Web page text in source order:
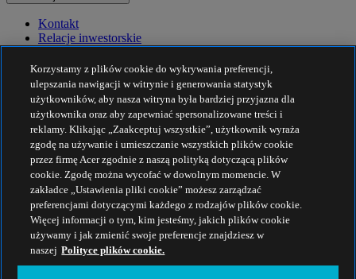
Kontakt
Relacje inwestorskie
Nagrody
Wydarzenia
Zrównoważony rozwój
Zrównoważony rozwój
Społeczna odpowiedzialność biznesu
Ślad węglowy produktu
Projekt Humanity
Earthion
Polityka prywatności
Zasady dot. plików cookie
Nota prawna
Korzystamy z plików cookie do wykrywania preferencji,
ulepszania nawigacji w witrynie i generowania statystyk
użytkowników, aby nasza witryna była bardziej przyjazna dla
użytkownika oraz aby zapewniać spersonalizowane treści i
reklamy. Klikając „Zaakceptuj wszystkie”, użytkownik wyraża
zgodę na używanie i umieszczanie wszystkich plików cookie
przez firmę Acer zgodnie z naszą polityką dotyczącą plików
cookie. Zgodę można wycofać w dowolnym momencie. W
zakładce „Ustawienia pliki cookie” możesz zarządzać
preferencjami dotyczącymi każdego z rodzajów plików cookie.
Więcej informacji o tym, kim jesteśmy, jakich plików cookie
używamy i jak zmienić swoje preferencje znajdziesz w
naszej Polityce plików cookie.